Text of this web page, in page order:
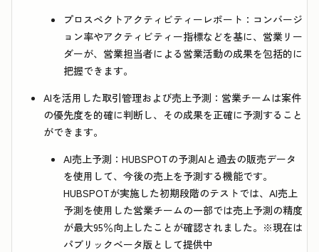
プロスペクトアクティビティーレポート： コンバージ
ョン率やアクティビティー指標などを基に、営業リー
ダーが、営業担当者による営業活動の成果を包括的に
把握できます。
AIを活用した取引管理および売上予測： 営業チームは案件
の優先度を的確に判断し、その成果を正確に予測すること
ができます。
AI売上予測： HUBSPOTの予測AIと過去の販売データ
を使用して、今後の売上を予測する機能です。
HUBSPOTが実施した初期段階のテストでは、AI売上
予測を使用した営業チームの一部では売上予測の精度
が最大95％向上したことが確認されました。※現在は
パブリックベータ版として提供中